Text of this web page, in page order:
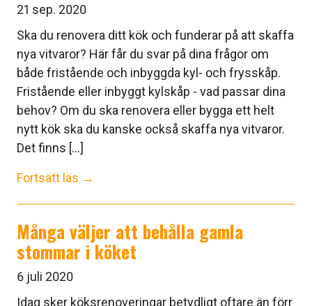
21 sep. 2020
Ska du renovera ditt kök och funderar på att skaffa
nya vitvaror? Här får du svar på dina frågor om
både fristående och inbyggda kyl- och frysskåp.
Fristående eller inbyggt kylskåp - vad passar dina
behov? Om du ska renovera eller bygga ett helt
nytt kök ska du kanske också skaffa nya vitvaror.
Det finns [...]
Fortsätt läs →
Många väljer att behålla gamla
stommar i köket
6 juli 2020
Idag sker köksrenoveringar betydligt oftare än förr